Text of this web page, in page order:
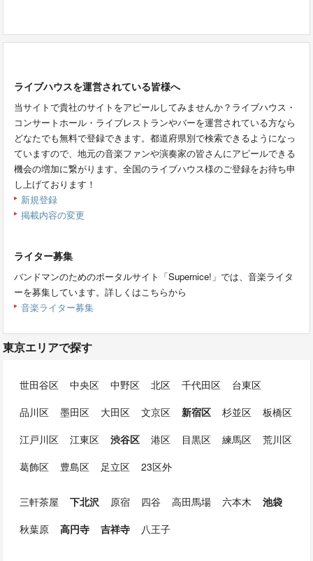
ライブハウスを運営されている皆様へ
当サイトで貴社のサイトをアピールしてみませんか？ライブハウス・
コンサートホール・ライブレストランやバーを運営されている方なら
どなたでも無料で登録できます。都道府県別で検索できるようになっ
ていますので、地元の音楽ファンや演奏家の皆さんにアピールできる
機会の増加に繋がります。全国のライブハウス様のご登録をお待ち申
し上げております！
新規登録
掲載内容の変更
ライター募集
バンドマンのためのポータルサイト「Supernice!」では、音楽ライタ
ーを募集しています。詳しくはこちらから
音楽ライター募集
東京エリアで探す
世田谷区 中央区 中野区 北区 千代田区
台東区
品川区
墨田区 大田区 文京区 新宿区 杉並区
板橋区
江戸川区
江東区 渋谷区 港区 目黒区 練馬区
荒川区
葛飾区
豊島区 足立区 23区外
三軒茶屋 下北沢 原宿 四谷 高田馬場 六本木
池袋
秋葉原
高円寺 吉祥寺 八王子